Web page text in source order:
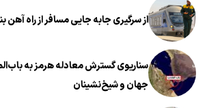
از سرگیری جابه جایی مسافر از راه آهن
سناریوی گسترش معادله هرمز به
جهان و شیخ‌نشینان